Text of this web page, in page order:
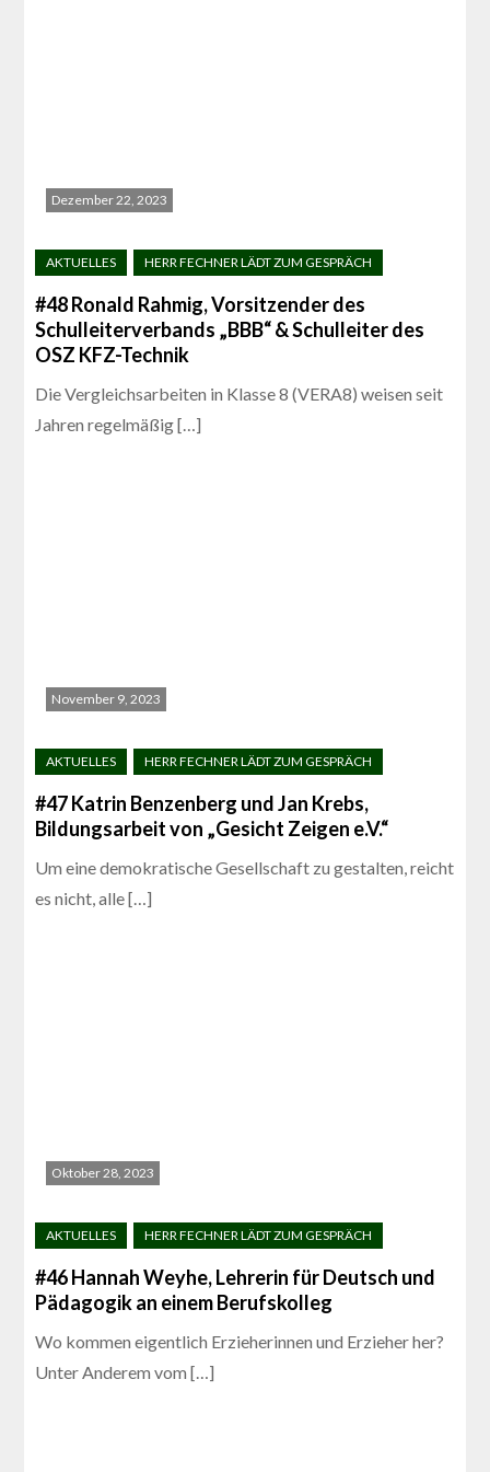
Dezember 22, 2023
#48 Ronald Rahmig, Vorsitzender des
Schulleiterverbands „BBB“ & Schulleiter des
OSZ KFZ-Technik
Die Vergleichsarbeiten in Klasse 8 (VERA8) weisen seit
Jahren regelmäßig […]
November 9, 2023
#47 Katrin Benzenberg und Jan Krebs,
Bildungsarbeit von „Gesicht Zeigen e.V.“
Um eine demokratische Gesellschaft zu gestalten, reicht
es nicht, alle […]
Oktober 28, 2023
#46 Hannah Weyhe, Lehrerin für Deutsch und
Pädagogik an einem Berufskolleg
Wo kommen eigentlich Erzieherinnen und Erzieher her?
Unter Anderem vom […]